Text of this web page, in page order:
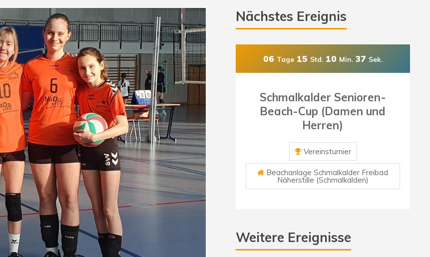
Nächstes Ereignis
06 Tage 15 Std. 10 Min. 35 Sek.
Schmalkalder Senioren-
Beach-Cup (Damen und
Herren)
Vereinsturnier
Beachanlage Schmalkalder Freibad
Näherstille (Schmalkalden)
Weitere Ereignisse